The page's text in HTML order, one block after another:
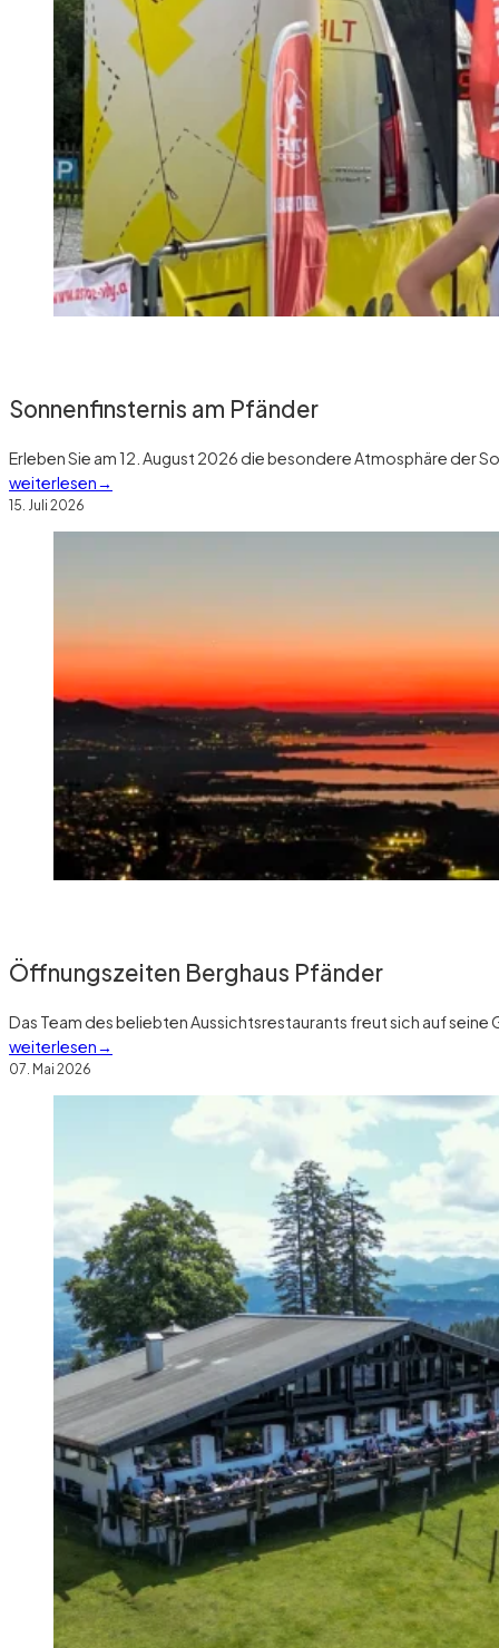
Sonnenfinsternis am Pfänder
Erleben Sie am 12. August 2026 die besondere Atmosphäre der
weiterlesen
15. Juli 2026
Öffnungszeiten Berghaus Pfänder
Das Team des beliebten Aussichtsrestaurants freut sich auf
weiterlesen
07. Mai 2026